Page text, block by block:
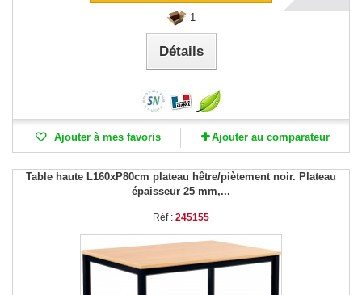
1
Détails
Ajouter à mes favoris Ajouter au comparateur
Table haute L160xP80cm plateau hêtre/piètement noir. Plateau
épaisseur 25 mm,...
Réf : 245155